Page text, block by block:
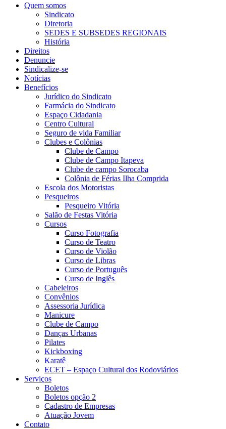
Quem somos
Sindicato
Diretoria
SEDES E SUBSEDES REGIONAIS
História
Direitos
Denuncie
Sindicalize-se
Notícias
Benefícios
Jurídico do Sindicato
Farmácia do Sindicato
Espaço Cidadania
Centro Cultural
Seguro de vida Familiar
Clubes e Colônias
Clube de Campo
Clube de Campo Itapeva
Clube de campo Sorocaba
Colônia de Férias Ilha Comprida
Escola dos Motoristas
Pesqueiros
Pesqueiro Vitória
Salão de Festas Vitória
Cursos
Curso Fotografia
Curso de Teatro
Curso de Violão
Curso de Libras
Curso de Português
Curso de Inglês
Cabeleiros
Convênios
Assessoria Jurídica
Manicure
Clube de Campo
Danças Urbanas
Pilates
Kickboxing
Karatê
ECET – Espaço Cultural dos Rodoviários
Serviços
Boletos
Boletos opção 2
Cadastro de Empresas
Atuação Jovem
Contato